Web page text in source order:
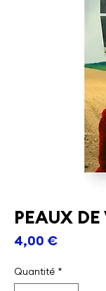
PEAUX
4,00 €Prix
Quantité *